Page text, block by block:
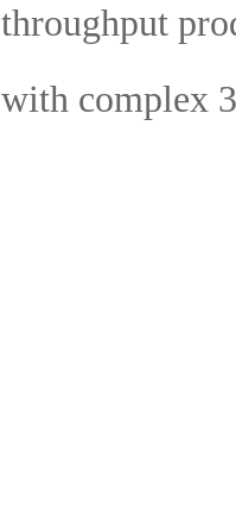
throughput
with complex